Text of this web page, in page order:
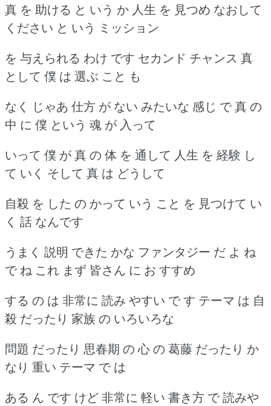
真 を 助ける と いう か 人生 を 見つめ なおして
ください と いう ミッション
を 与えられる わけ です セカンド チャンス 真
として 僕 は 選ぶ こと も
なく じゃあ 仕方 が ない みたいな 感じ で 真 の
中 に 僕 という 魂 が 入って
いって 僕 が 真 の 体 を 通して 人生 を 経験 し
て いく そして 真 は どうして
自殺 を した の かって いう こと を 見つけて い
く 話 なんです
うまく 説明 できた かな ファンタジー だ よ ね
で ね これ まず 皆さん に お すすめ
する の は 非常に 読み やすい で す テーマ は 自
殺 だったり 家族 の いろいろな
問題 だったり 思春期 の 心 の 葛藤 だったり か
なり 重い テーマ で は
ある ん です けど 非常に 軽い 書き方 で 読みや